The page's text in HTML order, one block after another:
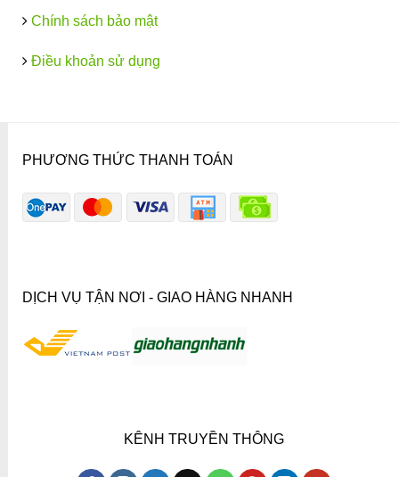
Chính sách bảo mật
Điều khoản sử dụng
PHƯƠNG THỨC THANH TOÁN
DỊCH VỤ TẬN NƠI - GIAO HÀNG NHANH
KÊNH TRUYỀN THÔNG